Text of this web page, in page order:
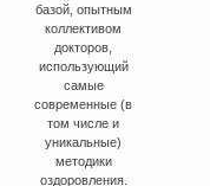
базой, опытным
коллективом
докторов,
использующий
самые
современные (в
том числе и
уникальные)
методики
оздоровления.